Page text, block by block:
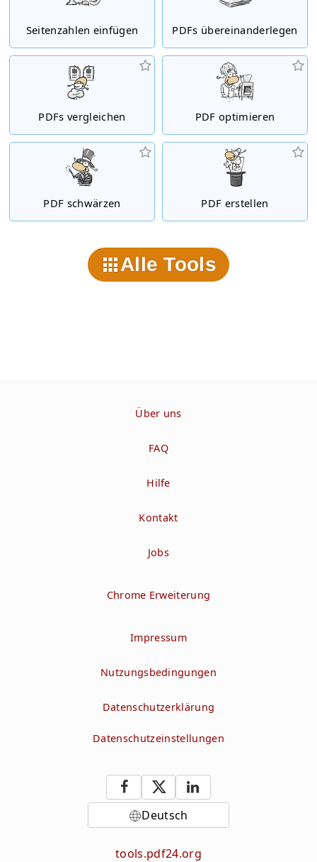
Seitenzahlen einfügen PDFs übereinanderlegen
PDFs vergleichen PDF optimieren
PDF schwärzen PDF erstellen
Alle Tools
Über uns
FAQ
Hilfe
Kontakt
Jobs
Chrome Erweiterung
Impressum
Nutzungsbedingungen
Datenschutzerklärung
Datenschutzeinstellungen
Deutsch
tools.pdf24.org